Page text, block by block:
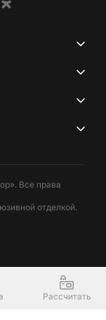
Все права
отделкой.
Рассчитать